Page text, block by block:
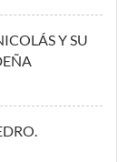
Y SU